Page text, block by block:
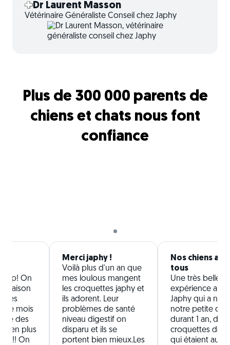
Dr Laurent Masson
Vétérinaire Généraliste Conseil chez Japhy
Plus de 300 000 parents de
chiens et chats nous font
confiance
Top! On
des
mois
des
en plus
On
Merci japhy !
Voilà plus d'un an que
mes loulous mangent
les croquettes japhy et
ils adorent. Leur
problèmes de santé
niveau digestif on
disparu et ils se
portent bien mieux.Les
Nos chiens
tous
Une très belle
expérience
Japhy qui a
notre petite
durant 1 an, des
croquettes de
qui étaient au